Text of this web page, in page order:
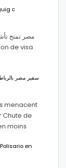
c
مصر تمنح
de visa
menacent
Chute de
moins
en